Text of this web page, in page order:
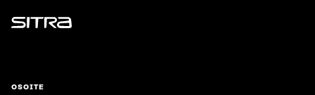
Sitra
OSOITE